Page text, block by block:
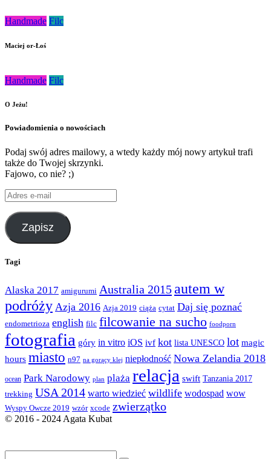
Handmade Filc
Maciej or-Łoś
Handmade Filc
O Jeżu!
Powiadomienia o nowościach
Podaj swój adres mailowy, a wtedy każdy mój nowy artykuł trafi
także do Twojej skrzynki.
Fajowo, co nie? ;)
Adres
e-
mail
Zapisz
Tagi
Alaska 2017 amigurumi Australia 2015autem w
podróży Azja 2016 Azja 2019 ciąża cytat Daj się poznać
endometrioza english filc filcowanie na sucho foodporn
fotografia góry in vitro iOS ivf kot lista UNESCO lot magic
hours miasto n97 na gorący klej niepłodność Nowa Zelandia 2018
ocean Park Narodowy plan plaża relacja swift Tanzania 2017
trekking USA 2014 warto wiedzieć wildlife wodospad wow
Wyspy Owcze 2019 wzór xcode zwierzątko
© 2016 - 2024 Agata Kubat